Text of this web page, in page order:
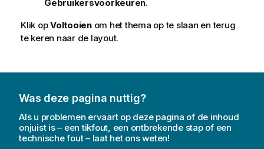
Gebruikersvoorkeuren.
Klik opVoltooienom het thema op te slaan en terug
te keren naar de layout.
Was deze pagina nuttig?
Als u problemen ervaart op deze pagina of de inhoud
onjuist is – een tikfout, een ontbrekende stap of een
technische fout – laat het ons weten!